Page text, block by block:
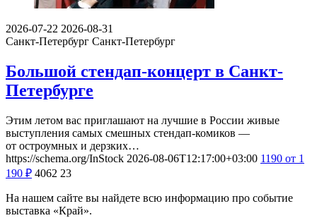
2026-07-22 2026-08-31
Санкт-Петербург Санкт-Петербург
Большой стендап-концерт в Санкт-
Петербурге
Этим летом вас приглашают на лучшие в России живые
выступления самых смешных стендап-комиков —
от остроумных и дерзких…
https://schema.org/InStock 2026-08-06T12:17:00+03:00 1190 от 1
190 ₽ 4062 23
На нашем сайте вы найдете всю информацию про событие
выставка «Край».